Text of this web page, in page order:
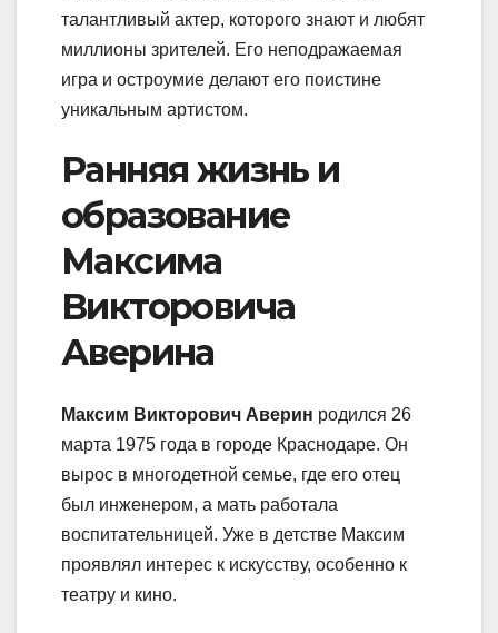
талантливый актер, которого знают и любят
миллионы зрителей. Его неподражаемая
игра и остроумие делают его поистине
уникальным артистом.
Ранняя жизнь и
образование
Максима
Викторовича
Аверина
Максим Викторович Аверин родился 26
марта 1975 года в городе Краснодаре. Он
вырос в многодетной семье, где его отец
был инженером, а мать работала
воспитательницей. Уже в детстве Максим
проявлял интерес к искусству, особенно к
театру и кино.